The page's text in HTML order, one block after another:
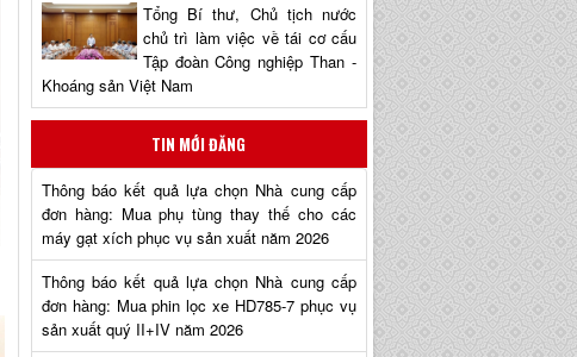
Tổng Bí thư, Chủ tịch nước
chủ trì làm việc về tái cơ cấu
Tập đoàn Công nghiệp Than -
Khoáng sản Việt Nam
TIN MỚI ĐĂNG
Thông báo kết quả lựa chọn Nhà cung cấp
đơn hàng: Mua phụ tùng thay thế cho các
máy gạt xích phục vụ sản xuất năm 2026
Thông báo kết quả lựa chọn Nhà cung cấp
đơn hàng: Mua phin lọc xe HD785-7 phục vụ
sản xuất quý II+IV năm 2026